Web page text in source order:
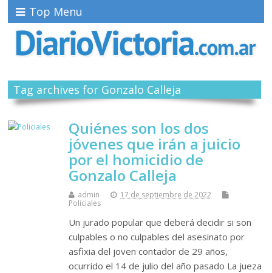
Top Menu
Tag archives for Gonzalo Calleja
Quiénes son los dos
jóvenes que irán a juicio
por el homicidio de
Gonzalo Calleja
admin
17 de septiembre de 2022
Policiales
Un jurado popular que deberá decidir si son
culpables o no culpables del asesinato por
asfixia del joven contador de 29 años,
ocurrido el 14 de julio del año pasado La jueza